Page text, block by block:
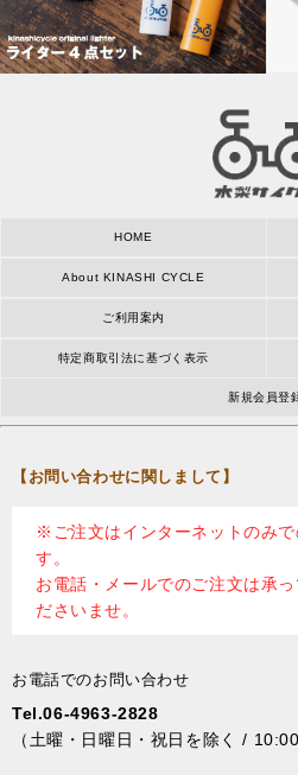
HOME
About KINASHI CYCLE
ご利用案内
特定商取引法に基づく表示
新規会員登
【お問い合わせに関しまして】
※ご注文はインターネットのみで
す。
お電話・メールでのご注文は承
ださいませ。
お電話でのお問い合わせ
Tel.06-4963-2828
（土曜・日曜日・祝日を除く /